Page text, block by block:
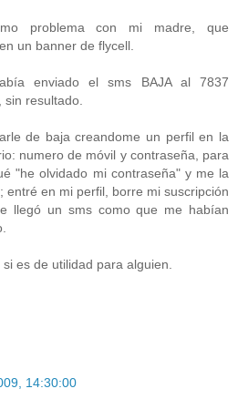
problema con mi madre, que
un banner de flycell.
enviado el sms BAJA al 7837
resultado.
de baja creandome un perfil en la
numero de móvil y contraseña, para
"he olvidado mi contraseña" y me la
entré en mi perfil, borre mi suscripción
llegó un sms como que me habían
es de utilidad para alguien.
14:30:00